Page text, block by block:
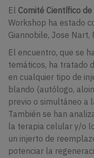
El Comité Científico de
Workshop ha estado
Giannobile, Jose Nart,
El encuentro, que se
temáticos, ha tratado
en cualquier tipo de
blando (autólogo,
previo o simultáneo a
También se han
la terapia celular y/o
un injerto de
potenciar la